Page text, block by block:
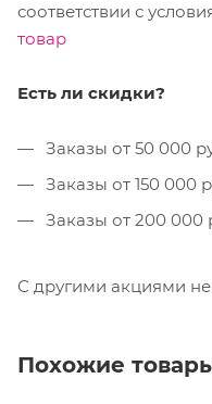
соответствии с
товар
Есть ли скидки?
Заказы от 50 000
Заказы от 150 000
Заказы от 200 000
С другими акциями
Похожие